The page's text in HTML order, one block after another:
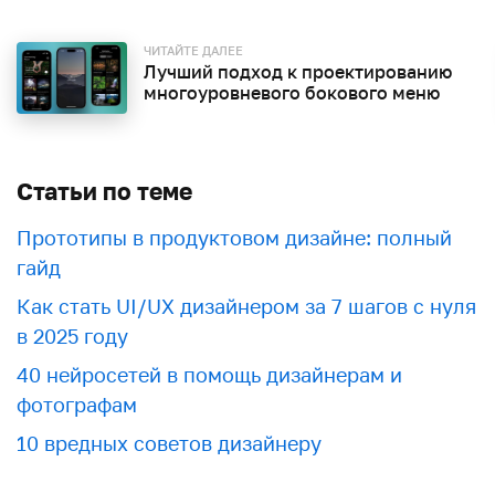
ЧИТАЙТЕ ДАЛЕЕ
Лучший подход к проектированию
многоуровневого бокового меню
Статьи по теме
Прототипы в продуктовом дизайне: полный
гайд
Как стать UI/UX дизайнером за 7 шагов с нуля
в 2025 году
40 нейросетей в помощь дизайнерам и
фотографам
10 вредных советов дизайнеру